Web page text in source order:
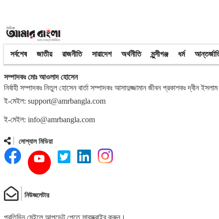
ইশরাকের আসনে ভোটকেন্দ্রে ঢুকে প্রিজাইডিং অফিসারের ওপর হামলা
৯
অবরুদ্ধ জামায়াত নেতাকে উদ্ধার করলেন এনসিপি নেত্রী ডা. মিতু
১০
ভোটকেন্দ্রের সামনে বস্তাভর্তি টাকাসহ স্বেচ্ছাসেবকদল নেতা আটক
১১
গোপালগঞ্জে ডিসির বাসভবনের সামনে ককটেল বিস্ফোরণ
১২
সন্ত্রাসীদের ব্যবস্থা না নেওয়া হলে আমার পক্ষে নির্বাচন করা সম্ভব নয় :
১৩
সর্বশেষ জাতীয় রাজনীতি সারাদেশ অর্থনীতি মুন্সীগঞ্জ ধর্ম
সম্পাদকঃ মোঃ আওলাদ হোসেন
নির্বাহী সম্পাদকঃ নিতুল হোসেন বার্তা সম্পাদকঃ আসাদুজ্জামান জীবন প্রকাশকঃ দ্বীন
ই-মেইল: support@amrbangla.com
ই-মেইল: info@amrbangla.com
সোশ্যাল মিডিয়া
নিউজলেটার